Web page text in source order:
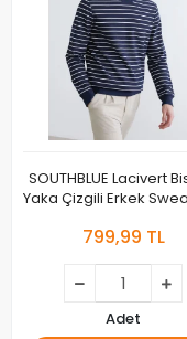
Lacivert Bisiklet
Erkek Sweatshirt
799,99 TL